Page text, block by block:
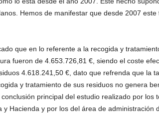
Hemos de manifestar que desde 2007 este
que en lo referente a la recogida y
fueron de 4.653.726,81 €, siendo el coste
4.618.241,50 €, dato que refrenda que la
y tratamiento de sus residuos no genera
principal del estudio realizado por los
y Hacienda y por los del área de administración